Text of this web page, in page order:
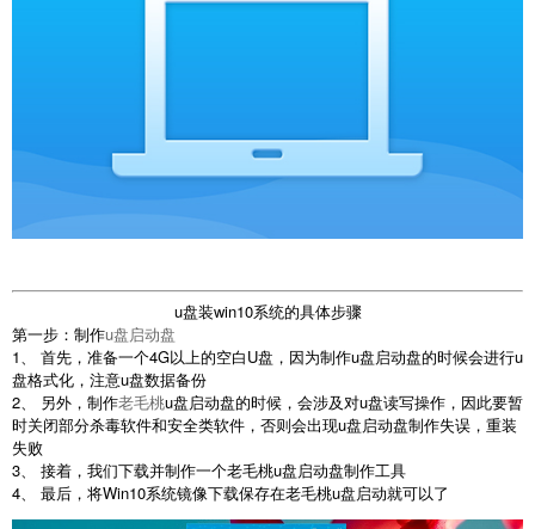
u盘装win10系统的具体步骤
第一步：制作u盘启动盘
1、 首先，准备一个4G以上的空白U盘，因为制作u盘启动盘的时候会进行u
盘格式化，注意u盘数据备份
2、 另外，制作老毛桃u盘启动盘的时候，会涉及对u盘读写操作，因此要暂
时关闭部分杀毒软件和安全类软件，否则会出现u盘启动盘制作失误，重装
失败
3、 接着，我们下载并制作一个老毛桃u盘启动盘制作工具
4、 最后，将Win10系统镜像下载保存在老毛桃u盘启动就可以了